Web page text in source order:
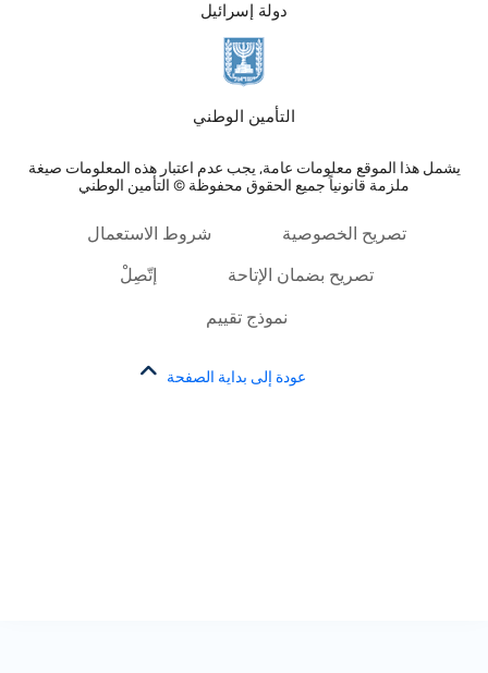
دولة إسرائيل
التأمين الوطني
يشمل هذا الموقع معلومات عامة, يجب عدم اعتبار هذه المعلومات صيغة
ملزمة قانونياً جميع الحقوق محفوظة © التأمين الوطني
تصريح الخصوصية شروط الاستعمال
تصريح بضمان الإتاحة إتّصِلْ
نموذج تقييم
عودة إلى بداية الصفحة